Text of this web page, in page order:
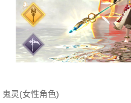
鬼灵(女性角色)